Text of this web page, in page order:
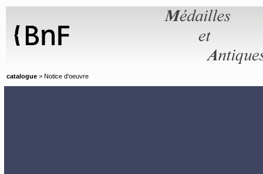
catalogue > Notice d'oeuvre